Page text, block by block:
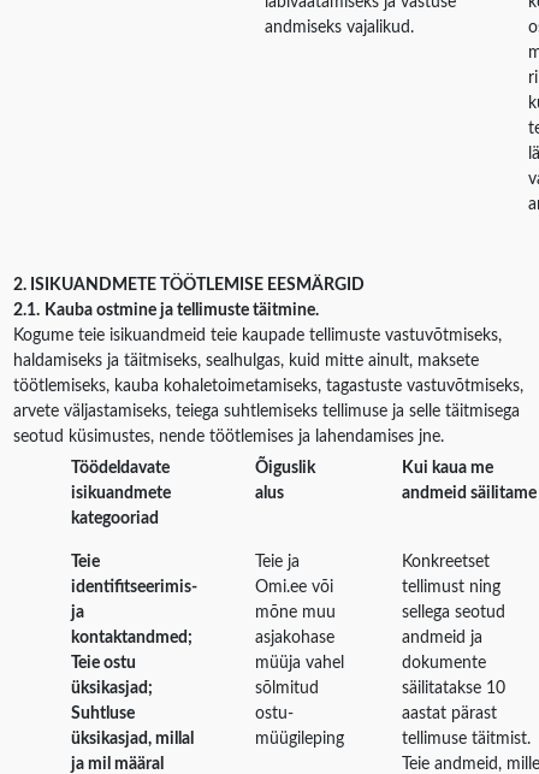
andmiseks vajalikud.
2. ISIKUANDMETE TÖÖTLEMISE EESMÄRGID
2.1. Kauba ostmine ja tellimuste täitmine.
Kogume teie isikuandmeid teie kaupade tellimuste vastuvõtmiseks,
haldamiseks ja täitmiseks, sealhulgas, kuid mitte ainult, maksete
töötlemiseks, kauba kohaletoimetamiseks, tagastuste vastuvõtmiseks,
arvete väljastamiseks, teiega suhtlemiseks tellimuse ja selle täitmisega
seotud küsimustes, nende töötlemises ja lahendamises jne.
Töödeldavate
isikuandmete
kategooriad
Õiguslik
alus
Kui kaua me
andmeid säilitame
Teie
identifitseerimis-
ja
kontaktandmed;
Teie ostu
üksikasjad;
Suhtluse
üksikasjad, millal
ja mil määral
Teie ja
Omi.ee või
mõne muu
asjakohase
müüja vahel
sõlmitud
ostu-
müügileping
Konkreetset
tellimust ning
sellega seotud
andmeid ja
dokumente
säilitatakse 10
aastat pärast
tellimuse täitmist.
Teie andmeid, mille